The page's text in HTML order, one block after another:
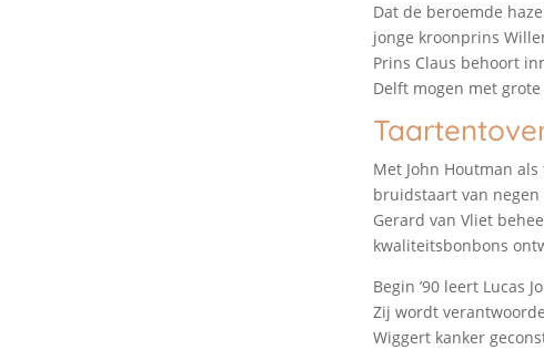
Dat de beroemde
jonge kroonprins
Prins Claus behoort
Delft mogen met
Met John Houtman
bruidstaart van
Gerard van Vliet
kwaliteitsbonbons
Begin ’90 leert Lucas
Zij wordt
Wiggert kanker